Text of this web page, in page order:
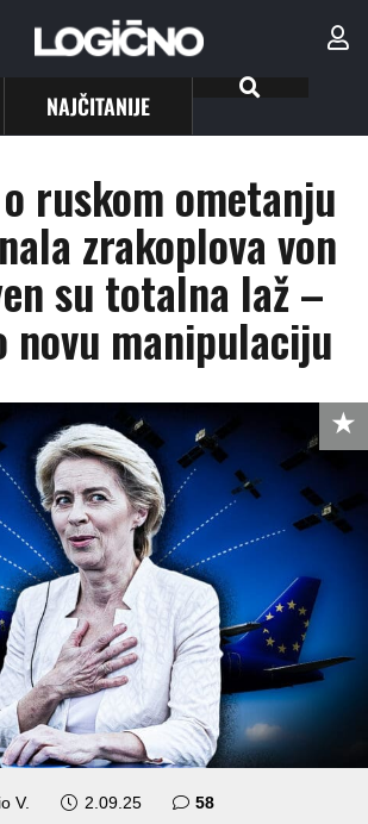
NAJČITANIJE
ruskom ometanju
zrakoplova von
su totalna laž –
novu manipulaciju
V. 2.09.25 58komentara